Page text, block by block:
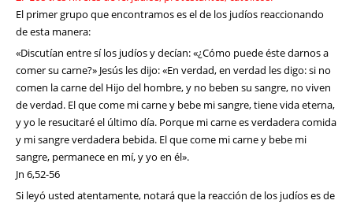
El primer grupo que encontramos es el de los judíos reaccionando
de esta manera:
«Discutían entre sí los judíos y decían: «¿Cómo puede éste darnos a
comer su carne?» Jesús les dijo: «En verdad, en verdad les digo: si no
comen la carne del Hijo del hombre, y no beben su sangre, no viven
de verdad. El que come mi carne y bebe mi sangre, tiene vida eterna,
y yo le resucitaré el último día. Porque mi carne es verdadera comida
y mi sangre verdadera bebida. El que come mi carne y bebe mi
sangre, permanece en mí, y yo en él».
Jn 6,52-56
Si leyó usted atentamente, notará que la reacción de los judíos es de